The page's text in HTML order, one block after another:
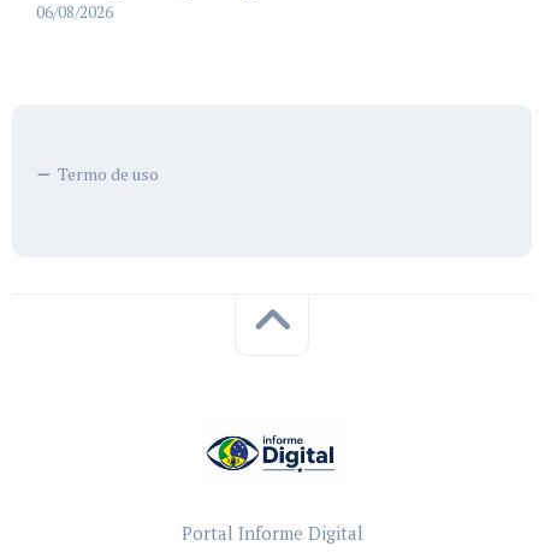
06/08/2026
Termo de uso
Portal Informe Digital